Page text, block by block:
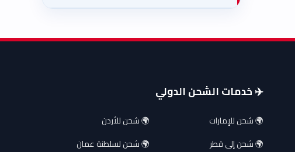
✈️ خدمات الشحن الدولي
🌍 شحن للإمارات
🌍 شحن للأردن
🌍 شحن إلى قطر
🌍 شحن لسلطنة عمان